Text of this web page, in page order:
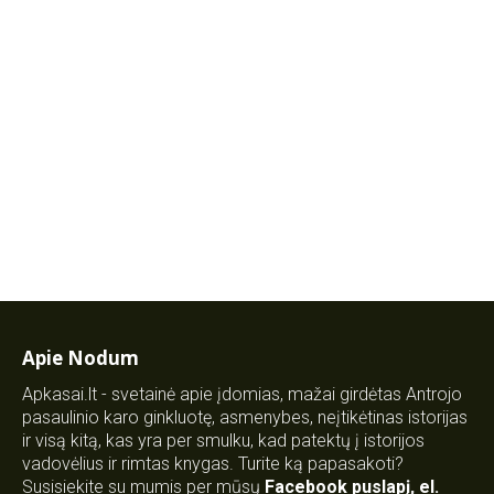
Apie Nodum
Apkasai.lt - svetainė apie įdomias, mažai girdėtas Antrojo
pasaulinio karo ginkluotę, asmenybes, neįtikėtinas istorijas
ir visą kitą, kas yra per smulku, kad patektų į istorijos
vadovėlius ir rimtas knygas. Turite ką papasakoti?
Susisiekite su mumis per mūsų Facebook puslapį, el.